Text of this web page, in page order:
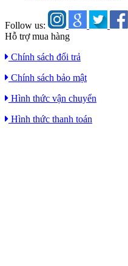
Follow us:
Hỗ trợ mua hàng
Chính sách đổi trả
Chính sách bảo mật
Hình thức vận chuyển
Hình thức thanh toán